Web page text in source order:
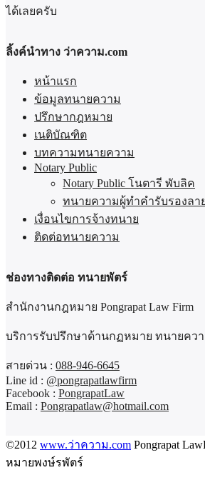
ได้เลยครับ
ลิ้งค์นำทาง ว่าความ.com
หน้าแรก
ข้อมูลทนายความ
ปรึกษากฎหมาย
เนติบัณฑิต
บทความทนายความ
Notary Public
Notary Public โนตารี พับลิค
ทนายความผู้ทำคำรับรองลา
เงื่อนไขการจ้างทนาย
ติดต่อทนายความ
ช่องทางติดต่อ ทนายพัตร์
สำนักงานกฎหมาย Pongrapat Law Firm
บริการรับปรึกษาด้านกฏหมาย ทนายคว
สายด่วน : 088-946-6645
Line id : @pongrapatlawfirm
Facebook : PongrapatLaw
Email : Pongrapatlaw@hotmail.com
©2012 www.ว่าความ.com Pongrapat
หมายพงษ์รพัตร์